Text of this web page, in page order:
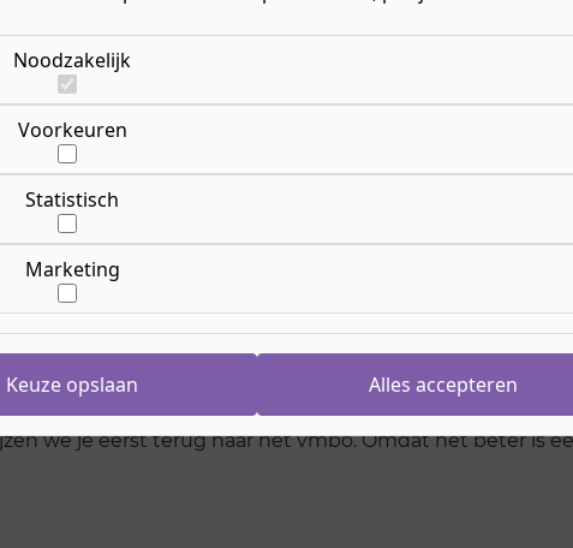
mag je de opleiding niet doen omdat je ‘wettelijk niet
maar misschien wel een paar VAVO-
Belangrijk is dat je wel in staat moet zijn om een
we je eerst terug naar het vmbo. Omdat het beter is
Noodzakelijk
Voorkeuren
Statistisch
Marketing
Keuze opslaan Alles accepteren